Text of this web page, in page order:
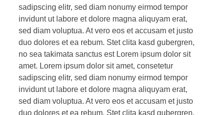
sadipscing elitr, sed diam nonumy eirmod tempor
invidunt ut labore et dolore magna aliquyam erat,
sed diam voluptua. At vero eos et accusam et justo
duo dolores et ea rebum. Stet clita kasd gubergren,
no sea takimata sanctus est Lorem ipsum dolor sit
amet. Lorem ipsum dolor sit amet, consetetur
sadipscing elitr, sed diam nonumy eirmod tempor
invidunt ut labore et dolore magna aliquyam erat,
sed diam voluptua. At vero eos et accusam et justo
duo dolores et ea rebum. Stet clita kasd gubergren,